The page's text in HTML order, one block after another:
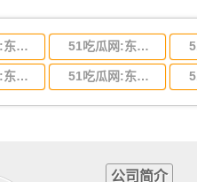
51吃瓜网:东莞到吉林省物流运输,东莞到吉林省物流公司 51吃瓜网:东莞到甘肃省物流运输,东莞到甘肃省物流公司
51吃瓜网:东莞到江苏物流专线运输,东莞到江苏省物流公司 51吃瓜网:东莞到浙江省物流运输,东莞到浙江省物流公司
公司简介